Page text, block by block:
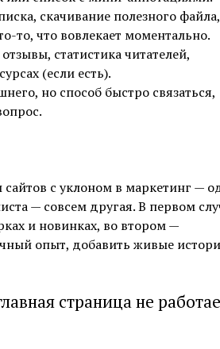
скачивание полезного файла,
то, что вовлекает моментально.
статистика читателей,
(если есть).
но способ быстро связаться,
с уклоном в маркетинг —
— совсем другая. В первом
и новинках, во втором —
опыт, добавить живые
страница не